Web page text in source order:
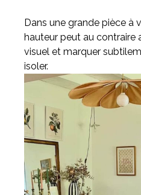
Dans une grande pièce à
hauteur peut au contraire
visuel et marquer
isoler.